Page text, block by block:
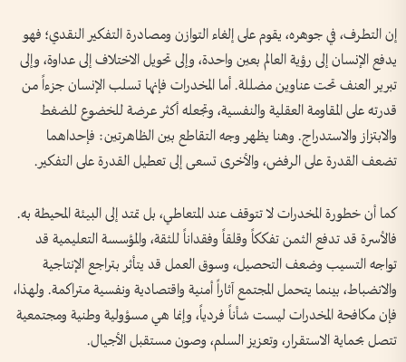
إن التطرف، في جوهره، يقوم على إلغاء التوازن ومصادرة التفكير النقدي؛ فهو
يدفع الإنسان إلى رؤية العالم بعين واحدة، وإلى تحويل الاختلاف إلى عداوة، وإلى
تبرير العنف تحت عناوين مضللة. أما المخدرات فإنها تسلب الإنسان جزءاً من
قدرته على المقاومة العقلية والنفسية، وتجعله أكثر عرضة للخضوع للضغط
والابتزاز والاستدراج. وهنا يظهر وجه التقاطع بين الظاهرتين: فإحداهما
تضعف القدرة على الرفض، والأخرى تسعى إلى تعطيل القدرة على التفكير.
كما أن خطورة المخدرات لا تتوقف عند المتعاطي، بل تمتد إلى البيئة المحيطة به.
فالأسرة قد تدفع الثمن تفككاً وقلقاً وفقداناً للثقة، والمؤسسة التعليمية قد
تواجه التسيب وضعف التحصيل، وسوق العمل قد يتأثر بتراجع الإنتاجية
والانضباط، بينما يتحمل المجتمع آثاراً أمنية واقتصادية ونفسية متراكمة. ولهذا،
فإن مكافحة المخدرات ليست شأناً فردياً، وإنما هي مسؤولية وطنية ومجتمعية
تتصل بحماية الاستقرار، وتعزيز السلم، وصون مستقبل الأجيال.